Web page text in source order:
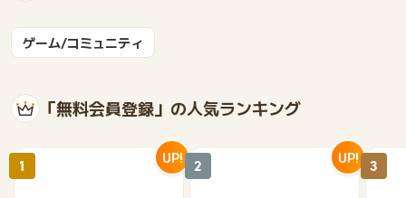
ゲーム/コミュニティ
「無料会員登録」の人気ランキング
1 UP! 2 UP! 3